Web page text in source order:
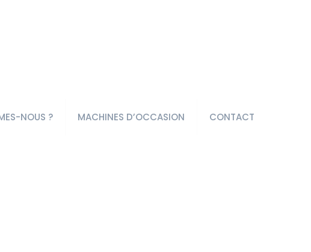
NOUS ? MACHINES D’OCCASION CONTACT